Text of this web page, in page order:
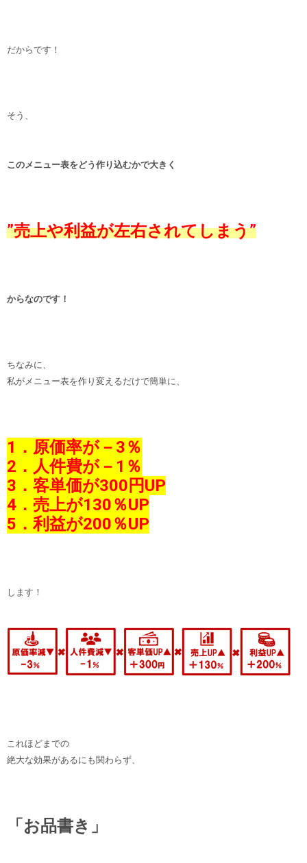
だからです！
そう、
このメニュー表をどう作り込むかで大きく
”売上や利益が左右されてしまう”
からなのです！
ちなみに、
私がメニュー表を作り変えるだけで簡単に、
1．原価率が－3％
2．人件費が－1％
3．客単価が300円UP
4．売上が130％UP
5．利益が200％UP
します！
これほどまでの
絶大な効果があるにも関わらず、
「お品書き」